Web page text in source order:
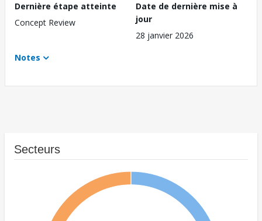
Dernière étape atteinte
Concept Review
Date de dernière mise à
jour
28 janvier 2026
Notes
Secteurs